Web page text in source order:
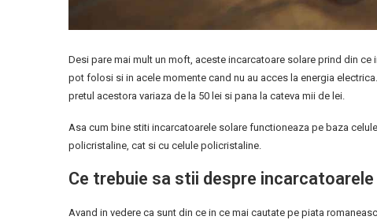
Desi pare mai mult un moft, aceste incarcatoare solare prind din
pot folosi si in acele momente cand nu au acces la energia
pretul acestora variaza de la 50 lei si pana la cateva mii de lei.
Asa cum bine stiti incarcatoarele solare functioneaza pe baza
policristaline, cat si cu celule policristaline.
Ce trebuie sa stii despre
Avand in vedere ca sunt din ce in ce mai cautate pe piata